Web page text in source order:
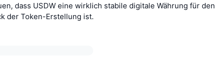
dass USDW eine wirklich stabile digitale Währung für den
der Token-Erstellung ist.